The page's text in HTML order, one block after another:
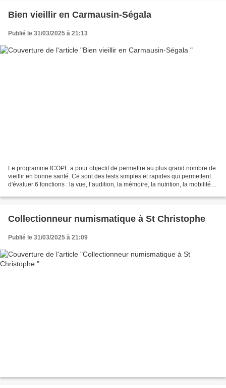
Bien vieillir en Carmausin-Ségala
Publié le 31/03/2025 à 21:13
Le programme ICOPE a pour objectif de permettre au plus grand nombre de
vieillir en bonne santé. Ce sont des tests simples et rapides qui permettent
d'évaluer 6 fonctions : la vue, l’audition, la mémoire, la nutrition, la mobilité
Collectionneur numismatique à St Christophe
Publié le 31/03/2025 à 21:09